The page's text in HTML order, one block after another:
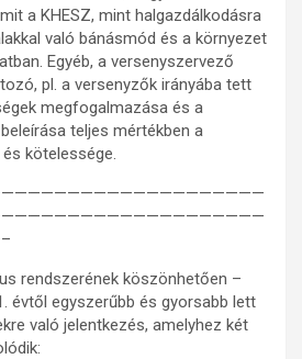
a KHESZ, mint halgazdálkodásra
való bánásmód és a környezet
Egyéb, a versenyszervező
pl. a versenyzők irányába tett
megfogalmazása és a
teljes mértékben a
kötelessége.
rendszerének köszönhetően –
évtől egyszerűbb és gyorsabb lett
való jelentkezés, amelyhez két